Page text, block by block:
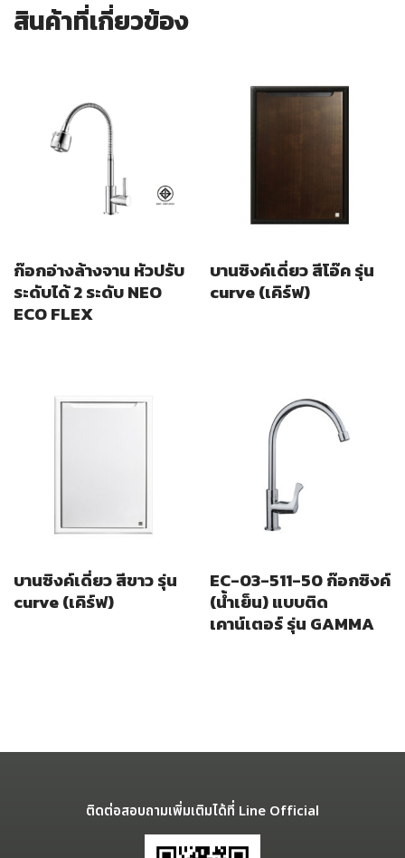
สินค้าที่เกี่ยวข้อง
ก๊อกอ่างล้างจาน หัวปรับ
ระดับได้ 2 ระดับ NEO
ECO FLEX
บานซิงค์เดี่ยว สีโอ๊ค รุ่น
curve (เคิร์ฟ)
บานซิงค์เดี่ยว สีขาว รุ่น
curve (เคิร์ฟ)
EC-03-511-50 ก๊อกซิงค์
(น้ำเย็น) แบบติด
เคาน์เตอร์ รุ่น GAMMA
ติดต่อสอบถามเพิ่มเติมได้ที่ Line Official